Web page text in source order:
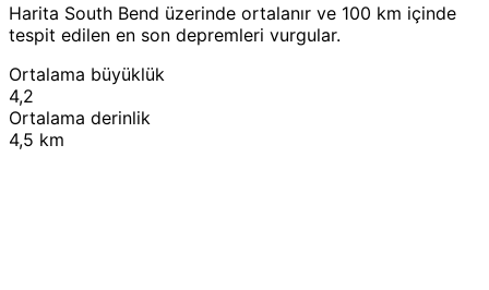
Harita South Bend üzerinde ortalanır ve 100 km içinde
tespit edilen en son depremleri vurgular.
Ortalama büyüklük
4,2
Ortalama derinlik
4,5 km